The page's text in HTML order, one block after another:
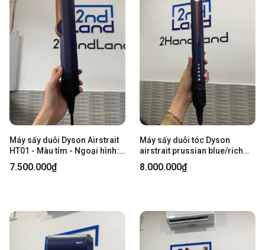
Máy sấy duỗi Dyson Airstrait
HT01 - Màu tím - Ngoại hình:
98% - Body
7.500.000₫
Máy sấy duỗi tóc Dyson
airstrait prussian blue/rich
copper HT01 - Màu xanh -
Ngoại hình: 98% - Kèm túi + 1
8.000.000₫